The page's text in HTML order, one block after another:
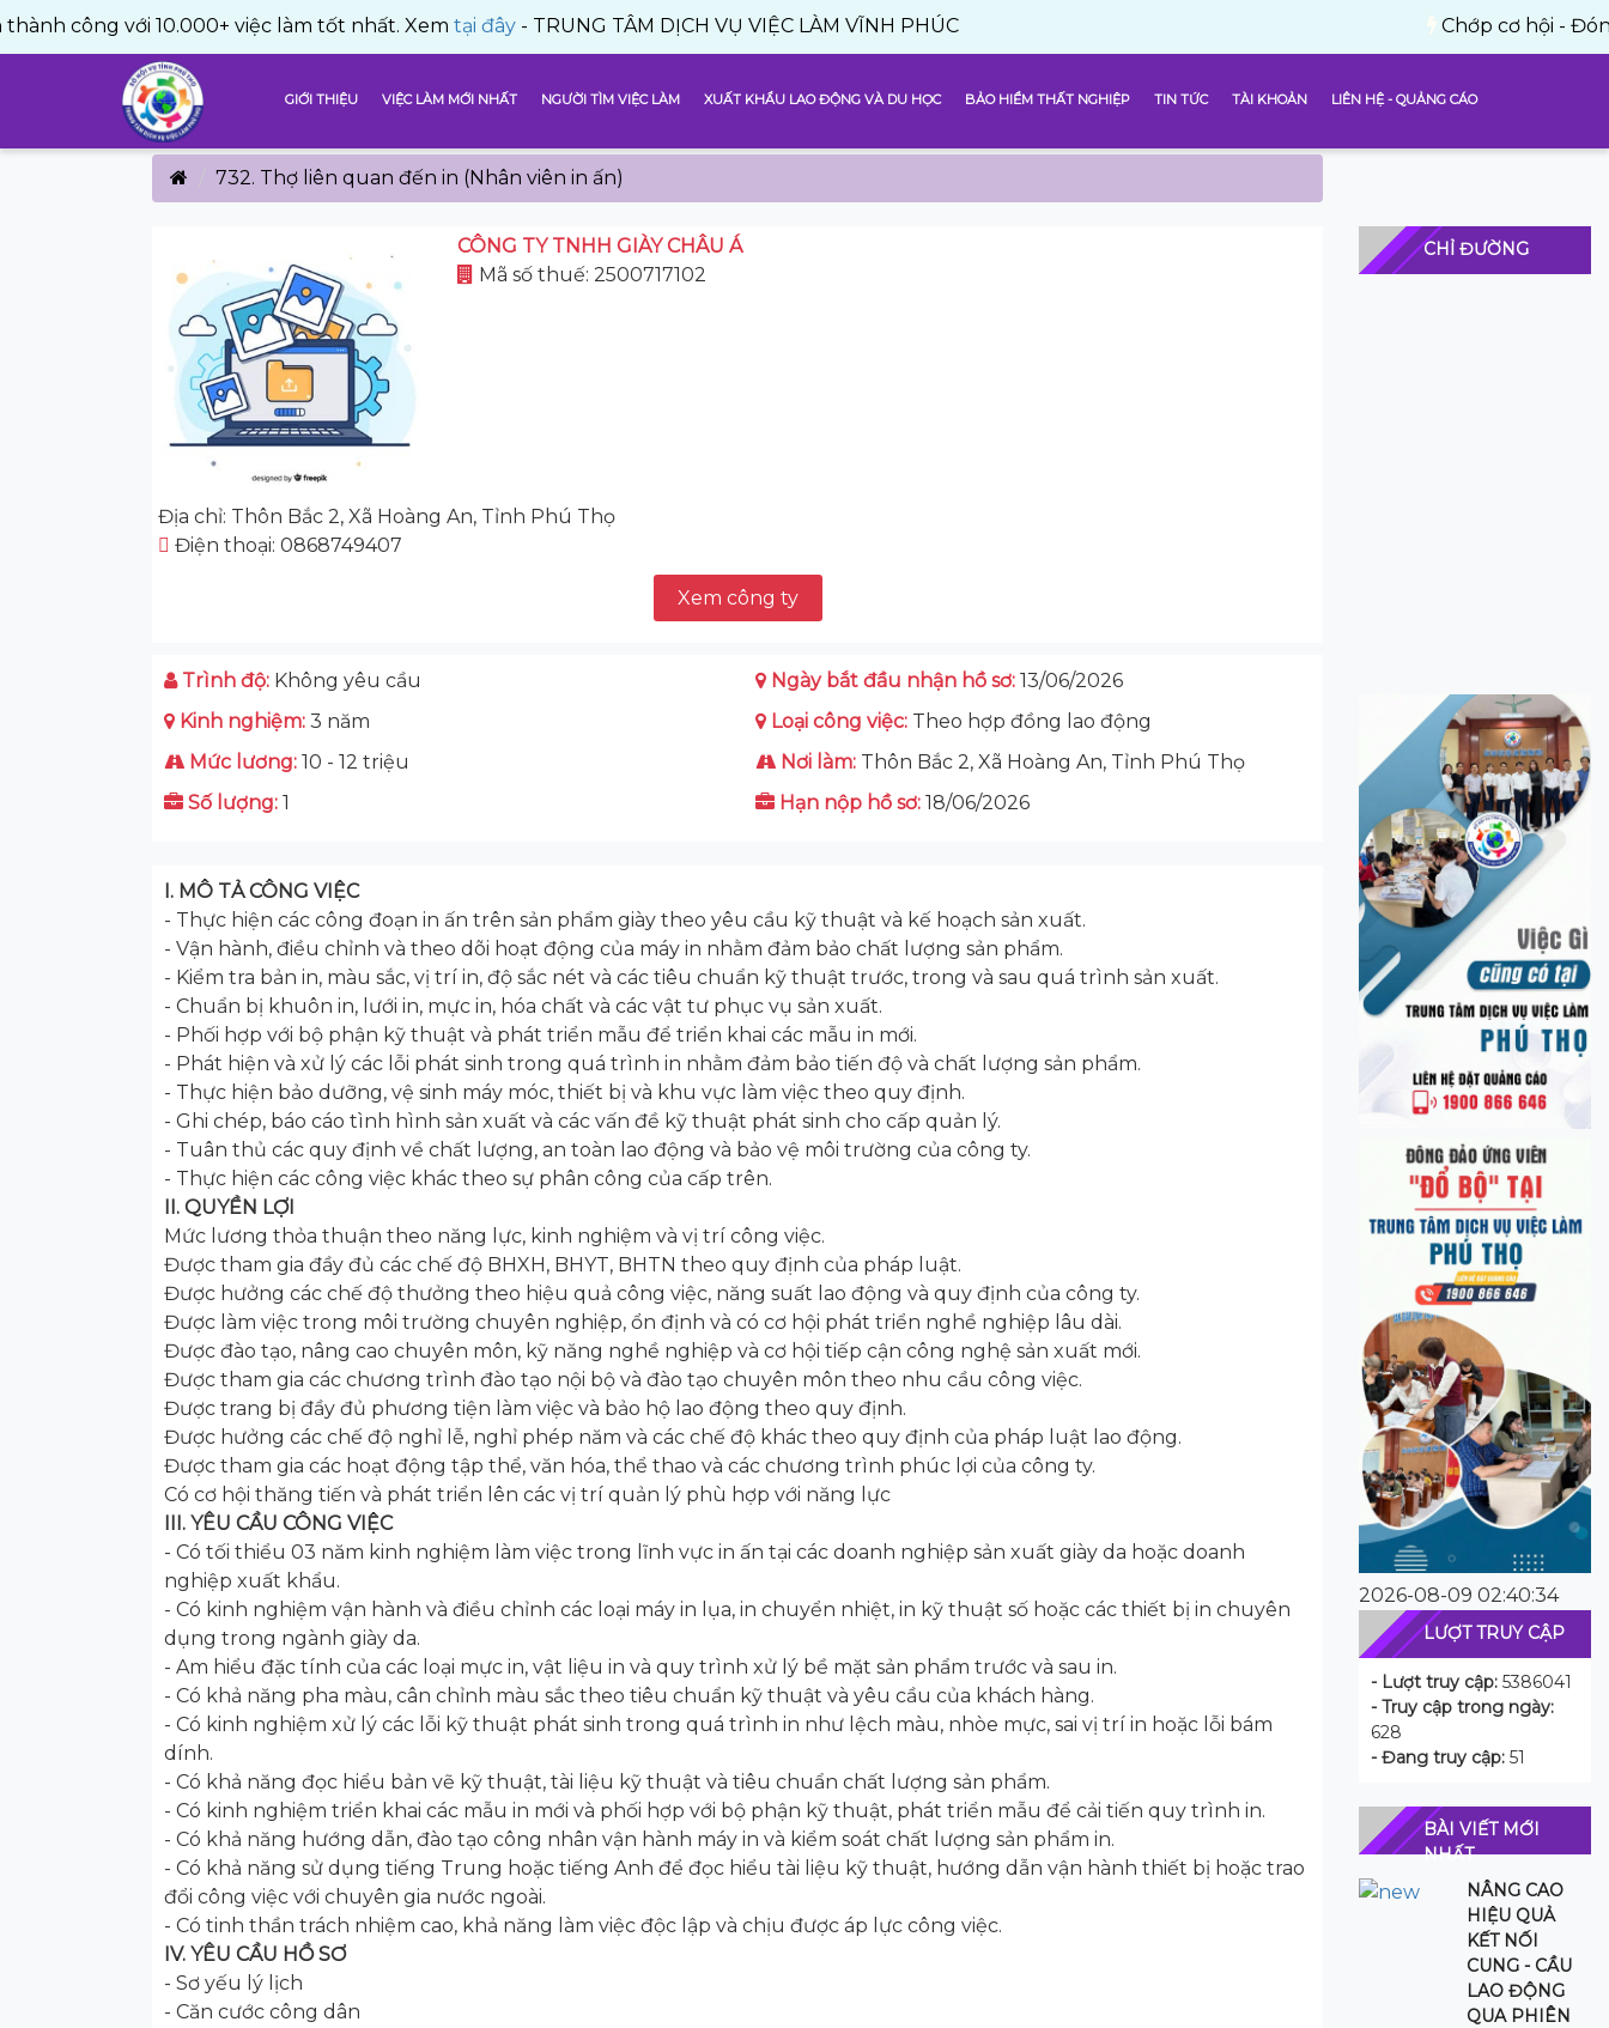
với 10.000+ việc làm tốt nhất. Xemtại đây- TRUNG TÂM DỊCH VỤ VIỆC LÀM VĨNH PHÚC Chớp cơ hội - Đón thành
GIỚI THIỆU VIỆC LÀM MỚI NHẤT NGƯỜI TÌM VIỆC LÀM XUẤT KHẨU LAO ĐỘNG VÀ DU HỌC BẢO HIỂM THẤT NGHIỆP TIN TỨC TÀI KHOẢN LIÊN HỆ - QUẢNG CÁO
732. Thợ liên quan đến in (Nhân viên in ấn)
CÔNG TY TNHH GIÀY CHÂU Á
Mã số thuế: 2500717102
Địa chỉ: Thôn Bắc 2, Xã Hoàng An, Tỉnh Phú Thọ
Điện thoại: 0868749407
Xem công ty
Trình độ: Không yêu cầu Ngày bắt đầu nhận hồ sơ: 13/06/2026
Kinh nghiệm: 3 năm Loại công việc: Theo hợp đồng lao động
Mức lương: 10 - 12 triệu Nơi làm: Thôn Bắc 2, Xã Hoàng An, Tỉnh Phú Thọ
Số lượng: 1 Hạn nộp hồ sơ: 18/06/2026
I. MÔ TẢ CÔNG VIỆC
- Thực hiện các công đoạn in ấn trên sản phẩm giày theo yêu cầu kỹ thuật và kế hoạch sản xuất.
- Vận hành, điều chỉnh và theo dõi hoạt động của máy in nhằm đảm bảo chất lượng sản phẩm.
- Kiểm tra bản in, màu sắc, vị trí in, độ sắc nét và các tiêu chuẩn kỹ thuật trước, trong và sau quá trình sản xuất.
- Chuẩn bị khuôn in, lưới in, mực in, hóa chất và các vật tư phục vụ sản xuất.
- Phối hợp với bộ phận kỹ thuật và phát triển mẫu để triển khai các mẫu in mới.
- Phát hiện và xử lý các lỗi phát sinh trong quá trình in nhằm đảm bảo tiến độ và chất lượng sản phẩm.
- Thực hiện bảo dưỡng, vệ sinh máy móc, thiết bị và khu vực làm việc theo quy định.
- Ghi chép, báo cáo tình hình sản xuất và các vấn đề kỹ thuật phát sinh cho cấp quản lý.
- Tuân thủ các quy định về chất lượng, an toàn lao động và bảo vệ môi trường của công ty.
- Thực hiện các công việc khác theo sự phân công của cấp trên.
II. QUYỀN LỢI
Mức lương thỏa thuận theo năng lực, kinh nghiệm và vị trí công việc.
Được tham gia đầy đủ các chế độ BHXH, BHYT, BHTN theo quy định của pháp luật.
Được hưởng các chế độ thưởng theo hiệu quả công việc, năng suất lao động và quy định của công ty.
Được làm việc trong môi trường chuyên nghiệp, ổn định và có cơ hội phát triển nghề nghiệp lâu dài.
Được đào tạo, nâng cao chuyên môn, kỹ năng nghề nghiệp và cơ hội tiếp cận công nghệ sản xuất mới.
Được tham gia các chương trình đào tạo nội bộ và đào tạo chuyên môn theo nhu cầu công việc.
Được trang bị đầy đủ phương tiện làm việc và bảo hộ lao động theo quy định.
Được hưởng các chế độ nghỉ lễ, nghỉ phép năm và các chế độ khác theo quy định của pháp luật lao động.
Được tham gia các hoạt động tập thể, văn hóa, thể thao và các chương trình phúc lợi của công ty.
Có cơ hội thăng tiến và phát triển lên các vị trí quản lý phù hợp với năng lực
III. YÊU CẦU CÔNG VIỆC
- Có tối thiểu 03 năm kinh nghiệm làm việc trong lĩnh vực in ấn tại các doanh nghiệp sản xuất giày da hoặc doanh
nghiệp xuất khẩu.
- Có kinh nghiệm vận hành và điều chỉnh các loại máy in lụa, in chuyển nhiệt, in kỹ thuật số hoặc các thiết bị in chuyên
dụng trong ngành giày da.
- Am hiểu đặc tính của các loại mực in, vật liệu in và quy trình xử lý bề mặt sản phẩm trước và sau in.
- Có khả năng pha màu, cân chỉnh màu sắc theo tiêu chuẩn kỹ thuật và yêu cầu của khách hàng.
- Có kinh nghiệm xử lý các lỗi kỹ thuật phát sinh trong quá trình in như lệch màu, nhòe mực, sai vị trí in hoặc lỗi bám
dính.
- Có khả năng đọc hiểu bản vẽ kỹ thuật, tài liệu kỹ thuật và tiêu chuẩn chất lượng sản phẩm.
- Có kinh nghiệm triển khai các mẫu in mới và phối hợp với bộ phận kỹ thuật, phát triển mẫu để cải tiến quy trình in.
- Có khả năng hướng dẫn, đào tạo công nhân vận hành máy in và kiểm soát chất lượng sản phẩm in.
- Có khả năng sử dụng tiếng Trung hoặc tiếng Anh để đọc hiểu tài liệu kỹ thuật, hướng dẫn vận hành thiết bị hoặc trao
đổi công việc với chuyên gia nước ngoài.
- Có tinh thần trách nhiệm cao, khả năng làm việc độc lập và chịu được áp lực công việc.
IV. YÊU CẦU HỒ SƠ
- Sơ yếu lý lịch
- Căn cước công dân
CHỈ ĐƯỜNG
2026-08-09 02:40:34
LƯỢT TRUY CẬP
- Lượt truy cập: 5386041
- Truy cập trong ngày:
628
- Đang truy cập: 51
BÀI VIẾT MỚI
NHẤT
NÂNG CAO
HIỆU QUẢ
KẾT NỐI
CUNG - CẦU
LAO ĐỘNG
QUA PHIÊN